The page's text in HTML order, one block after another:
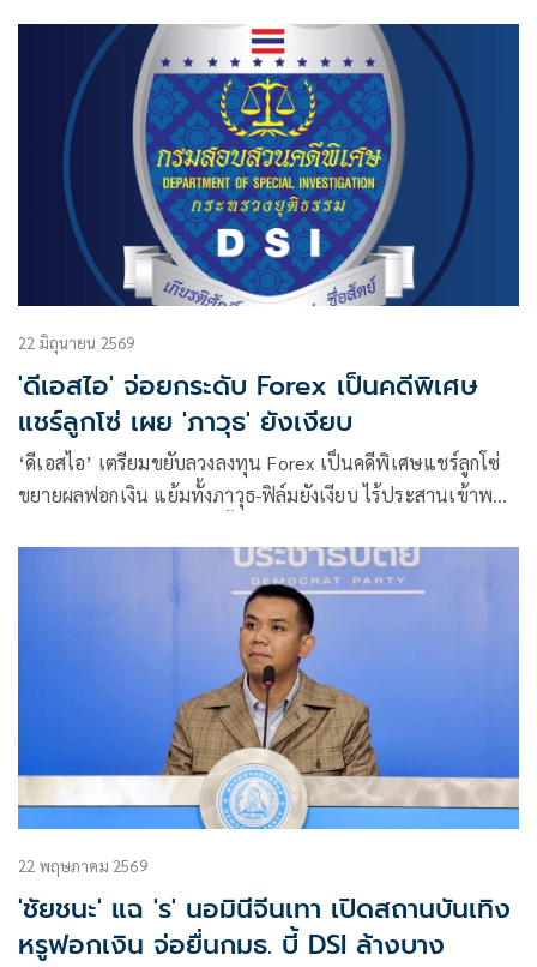
22 มิถุนายน 2569
'ดีเอสไอ' จ่อยกระดับ Forex เป็นคดีพิเศษ
แชร์ลูกโซ่ เผย 'ภาวุธ' ยังเงียบ
‘ดีเอสไอ’ เตรียมขยับลวงลงทุน Forex เป็นคดีพิเศษแชร์ลูกโซ่
ขยายผลฟอกเงิน แย้มทั้งภาวุธ-ฟิล์มยังเงียบ ไร้ประสานเข้าพบ
22 พฤษภาคม 2569
'ชัยชนะ' แฉ 'ร' นอมินีจีนเทา เปิดสถานบันเทิง
หรูฟอกเงิน จ่อยื่นกมธ. บี้ DSI ล้างบาง